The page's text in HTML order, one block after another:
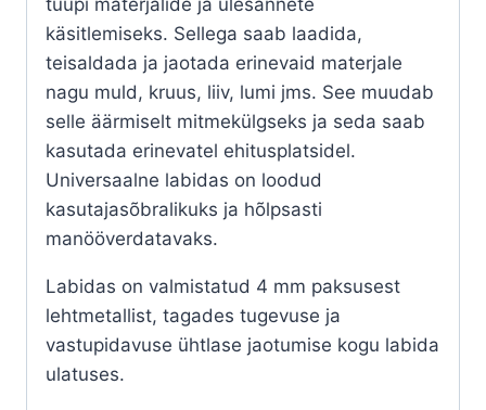
tüüpi materjalide ja ülesannete
käsitlemiseks. Sellega saab laadida,
teisaldada ja jaotada erinevaid materjale
nagu muld, kruus, liiv, lumi jms. See muudab
selle äärmiselt mitmekülgseks ja seda saab
kasutada erinevatel ehitusplatsidel.
Universaalne labidas on loodud
kasutajasõbralikuks ja hõlpsasti
manööverdatavaks.
Labidas on valmistatud 4 mm paksusest
lehtmetallist, tagades tugevuse ja
vastupidavuse ühtlase jaotumise kogu labida
ulatuses.